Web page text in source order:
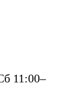
11:00–